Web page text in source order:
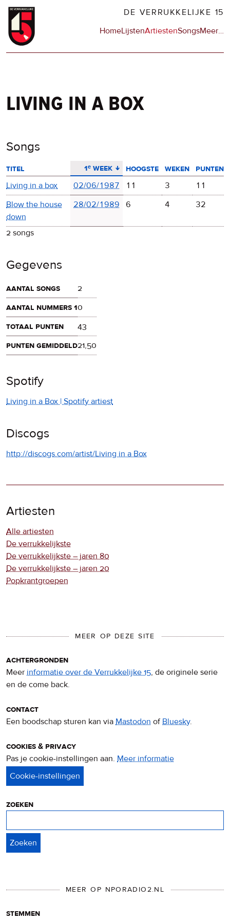
Overslaan
naar
DE VERRUKKELIJKE 15
Hoofdnavigatie
HomeLijstenArtiestenSongsMeerop
…
living in a box
Songs
titel 1ᵉ week
aflopend sorteren hoogste weken
punten
Living in a box
02/06/1987 11 3
11
Blow the house
down
28/02/1989 6 4 32
2 songs
Gegevens
aantal songs
2
aantal nummers 10
totaal punten
43
punten gemiddeld21,50
Spotify
Living in a Box | Spotify artiest
Discogs
http://discogs.com/artist/Living in a Box
Artiesten
Alle artiesten
De verrukkelijkste
De verrukkelijkste – jaren 80
De verrukkelijkste – jaren 20
Popkrantgroepen
MEER OP DEZE SITE
achtergronden
Meer informatie over de Verrukkelijke 15, de originele serie
en de come back.
contact
Een boodschap sturen kan via Mastodon ofBluesky.
cookies & privacy
Pas je cookie-instellingen aan. Meer informatie
zoeken
MEER OP NPORADIO2.NL
stemmen